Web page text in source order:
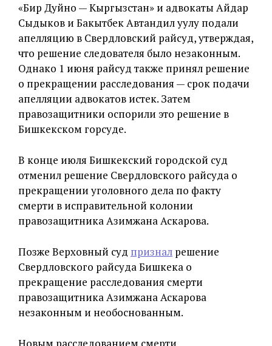
«Бир Дуйно — Кыргызстан» и адвокаты Айдар
Сыдыков и Бакытбек Автандил уулу подали
апелляцию в Свердловский райсуд, утверждая,
что решение следователя было незаконным.
Однако 1 июня райсуд также принял решение
о прекращении расследования — срок подачи
апелляции адвокатов истек. Затем
правозащитники оспорили это решение в
Бишкекском горсуде.
В конце июля Бишкекский городской суд
отменил решение Свердловского райсуда о
прекращении уголовного дела по факту
смерти в исправительной колонии
правозащитника Азимжана Аскарова.
Позже Верховный суд признал решение
Свердловского райсуда Бишкека о
прекращение расследования смерти
правозащитника Азимжана Аскарова
незаконным и необоснованным.